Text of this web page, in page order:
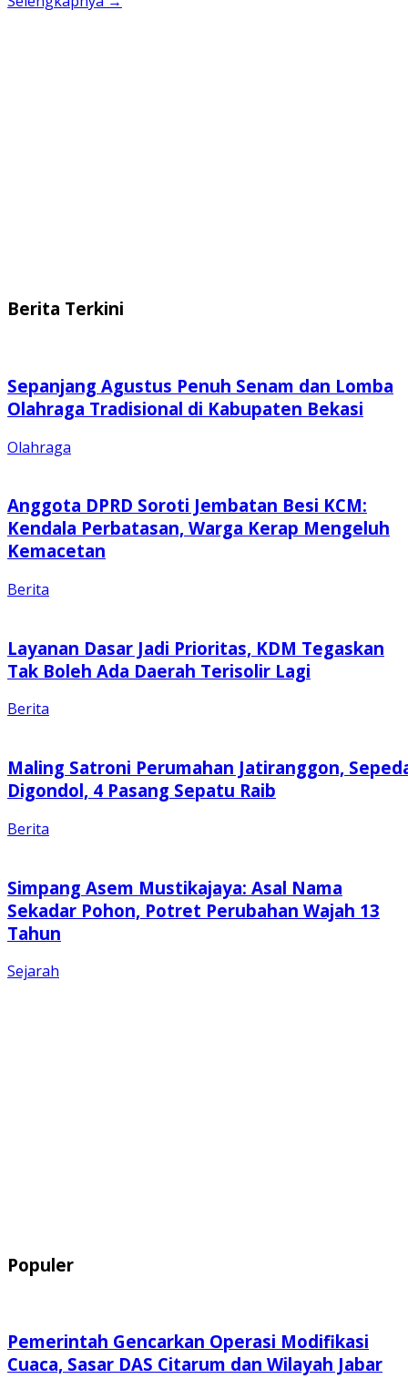
Berita Terkini
Sepanjang Agustus Penuh Senam dan Lomba
Olahraga Tradisional di Kabupaten Bekasi
Olahraga
Anggota DPRD Soroti Jembatan Besi KCM:
Kendala Perbatasan, Warga Kerap Mengeluh
Kemacetan
Berita
Layanan Dasar Jadi Prioritas, KDM Tegaskan
Tak Boleh Ada Daerah Terisolir Lagi
Berita
Maling Satroni Perumahan Jatiranggon,
Digondol, 4 Pasang Sepatu Raib
Berita
Simpang Asem Mustikajaya: Asal Nama
Sekadar Pohon, Potret Perubahan Wajah 13
Tahun
Sejarah
Populer
Pemerintah Gencarkan Operasi Modifikasi
Cuaca, Sasar DAS Citarum dan Wilayah Jabar